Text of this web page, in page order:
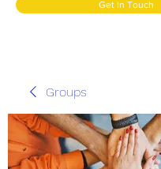
Get In Touch
Groups